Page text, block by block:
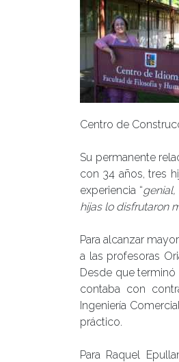
Centro de
Su permanente
con 34 años, tres
experiencia “
hijas lo disfrutaron
Para alcanzar
a las profesoras
Desde que terminó
contaba con
Ingeniería
práctico.
Para Raquel